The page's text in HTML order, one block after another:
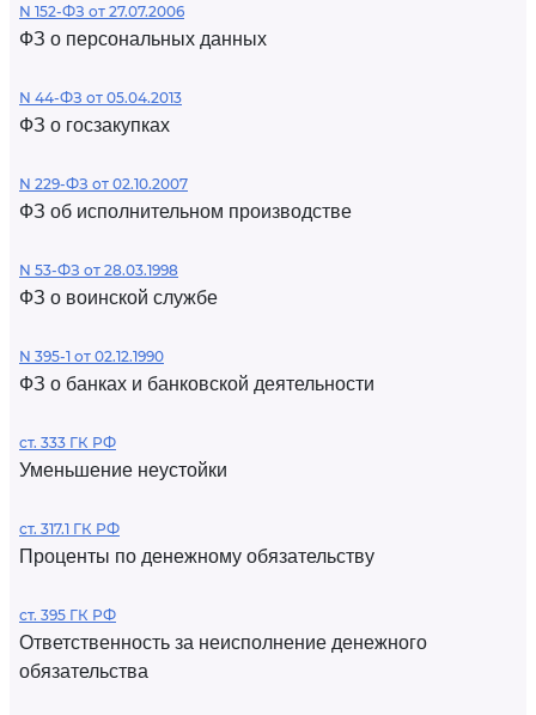
N 152-ФЗ от 27.07.2006
ФЗ о персональных данных
N 44-ФЗ от 05.04.2013
ФЗ о госзакупках
N 229-ФЗ от 02.10.2007
ФЗ об исполнительном производстве
N 53-ФЗ от 28.03.1998
ФЗ о воинской службе
N 395-1 от 02.12.1990
ФЗ о банках и банковской деятельности
ст. 333 ГК РФ
Уменьшение неустойки
ст. 317.1 ГК РФ
Проценты по денежному обязательству
ст. 395 ГК РФ
Ответственность за неисполнение денежного
обязательства